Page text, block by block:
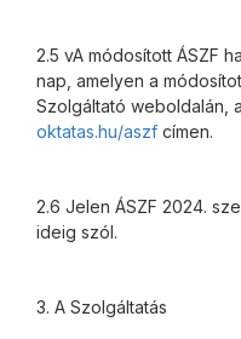
2.5 vA módosított ÁSZF
nap, amelyen a
Szolgáltató weboldalán, a
oktatas.hu/aszf címen.
2.6 Jelen ÁSZF 2024.
ideig szól.
3. A Szolgáltatás